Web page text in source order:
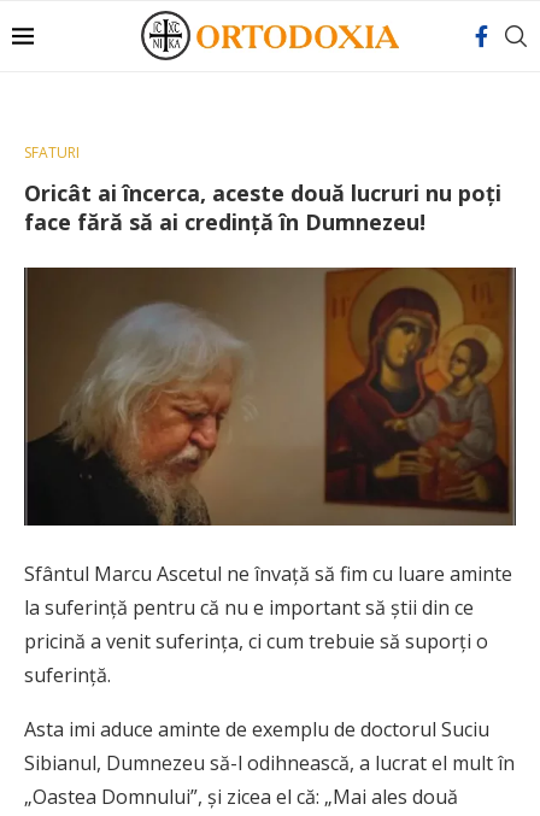
SFATURI
Oricât ai încerca, aceste două lucruri nu poţi
face fără să ai credinţă în Dumnezeu!
Sfântul Marcu Ascetul ne învaţă să fim cu luare aminte
la suferinţă pentru că nu e important să ştii din ce
pricină a venit suferinţa, ci cum trebuie să suporţi o
suferinţă.
Asta imi aduce aminte de exemplu de doctorul Suciu
Sibianul, Dumnezeu să-l odihnească, a lucrat el mult în
„Oastea Domnului”, şi zicea el că: „Mai ales două